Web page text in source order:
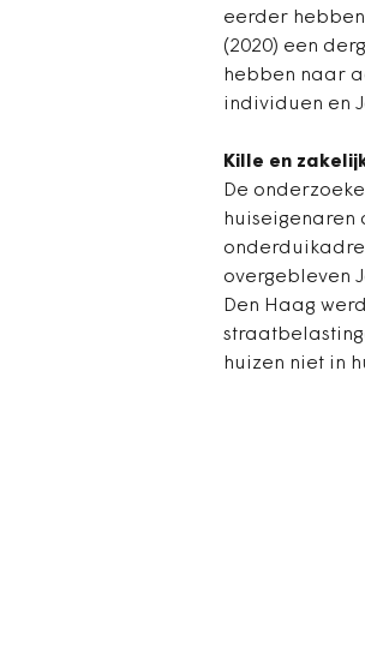
eerder hebben
(2020) een
hebben naar
individuen en
Kille en
De
overgebleven
Den Haag
huizen niet in